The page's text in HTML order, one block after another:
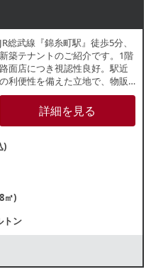
JR総武線『錦糸町駅』徒歩5分、
新築テナントのご紹介です。1階
路面店につき視認性良好。駅近
の利便性を備えた立地で、物販
店やサービス店舗など幅広い用
途でご検討いただけます。
詳細を見る
)
㎡)
トン